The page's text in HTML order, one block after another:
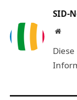
SID-